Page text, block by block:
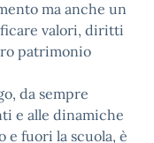
ma anche un
valori, diritti
patrimonio
da sempre
e alle dinamiche
fuori la scuola, è